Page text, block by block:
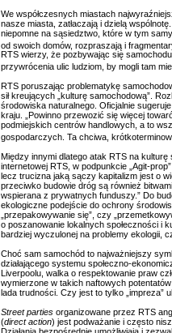
We współczesnych miastach
nasze miasta, zatłaczają i dzielą
niepomne na sąsiedztwo, które w tym
od swoich domów, rozpraszają i
RTS wierzy, że pozbywając się
przywrócenia ulic ludziom, by mogli tam
RTS poruszając problematykę
sił kreujących „kulturę samochodową”.
środowiska naturalnego. Oficjalnie
kraju. „Powinno przewozić się więcej
podmiejskich centrów handlowych, a to
gospodarczych. Ta chciwa,
Między innymi dlatego atak RTS na
internetowej RTS, w podpunkcie „Agit-
lecz trucizna jaką sączy kapitalizm jest o
przeciwko budowie dróg są również
wspierana z prywatnych funduszy.” Do
ekologiczne podejście do ochrony
„przepakowywanie się”, czy
o poszanowanie lokalnych społeczności i
bardziej wyczulonej na problemy ekologii,
Choć sam samochód to najważniejszy
działającego systemu społeczno-
Liverpoolu, walka o respektowanie praw
wymierzone w takich naftowych
lada trudności. Czy jest to tylko „impreza”
Street parties organizowane przez RTS
(direct action) jest podważanie i często